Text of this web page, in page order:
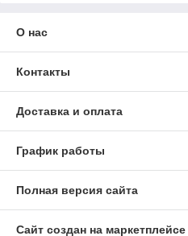
О нас
Контакты
Доставка и оплата
График работы
Полная версия сайта
Сайт создан на маркетплейсе